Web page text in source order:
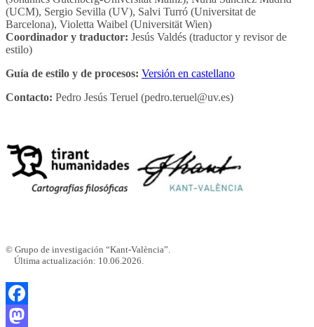
(UCM), Sergio Sevilla (UV), Salvi Turró (Universitat de
Barcelona), Violetta Waibel (Universität Wien)
Coordinador y traductor: Jesús Valdés (traductor y revisor de
estilo)
Guía de estilo y de procesos: Versión en castellano
Contacto: Pedro Jesús Teruel (pedro.teruel@uv.es)
© Grupo de investigación “Kant-València”.
Última actualización: 10.06.2026.
Facebook